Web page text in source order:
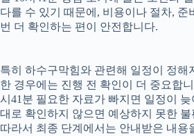
다를 수 있기 때문에, 비용이나 절차, 준
번 더 확인하는 편이 안전합니다.
특히 하수구막힘와 관련해 일정이 정해
한 경우에는 진행 전 확인이 더 중요합
시41분 필요한 자료가 빠지면 일정이 늦
대로 확인하지 않으면 예상하지 못한
따라서 최종 단계에서는 안내받은 내용